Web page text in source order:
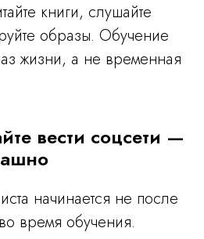
книги, слушайте
образы. Обучение
жизни, а не временная
вести соцсети —
начинается не после
время обучения.